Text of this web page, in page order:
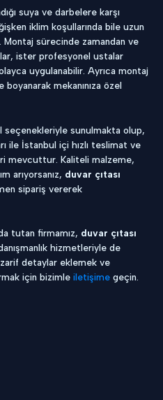
suya ve darbelere karşı
iklim koşullarında bile uzun
Montaj sürecinde zamandan ve
ister profesyonel ustalar
uygulanabilir. Ayrıca montaj
boyanarak mekanınıza özel
seçenekleriyle sunulmakta olup,
ile İstanbul içi hızlı teslimat ve
mevcuttur. Kaliteli malzeme,
arıyorsanız, duvar çıtası
sipariş vererek
tutan firmamız, duvar çıtası
hizmetleriyle de
zarif detaylar eklemek ve
için bizimle iletişime geçin.